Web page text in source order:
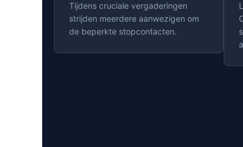
Tijdens cruciale vergaderingen
strijden meerdere aanwezigen om
de beperkte stopcontacten.